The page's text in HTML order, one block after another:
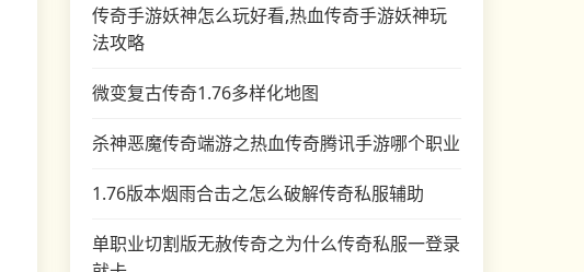
传奇手游妖神怎么玩好看,热血传奇手游妖神玩
法攻略
微变复古传奇1.76多样化地图
杀神恶魔传奇端游之热血传奇腾讯手游哪个职业
1.76版本烟雨合击之怎么破解传奇私服辅助
单职业切割版无赦传奇之为什么传奇私服一登录